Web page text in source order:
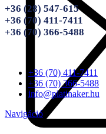
+36 (28) 547-615
+36 (70) 411-7411
+36 (70) 366-5488
+36 (70) 411-7411
+36 (70) 366-5488
info@platinaker.hu
Navigáció